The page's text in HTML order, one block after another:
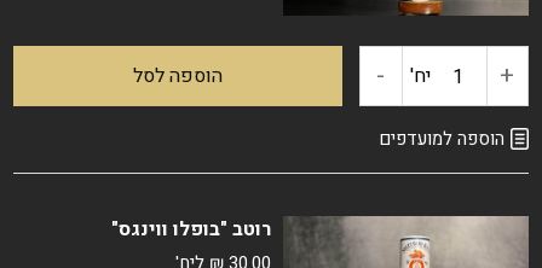
+ כמות
של
יח' - הוספה לסל
הוספה למועדפים
רוטב "בופלו ווינגס"